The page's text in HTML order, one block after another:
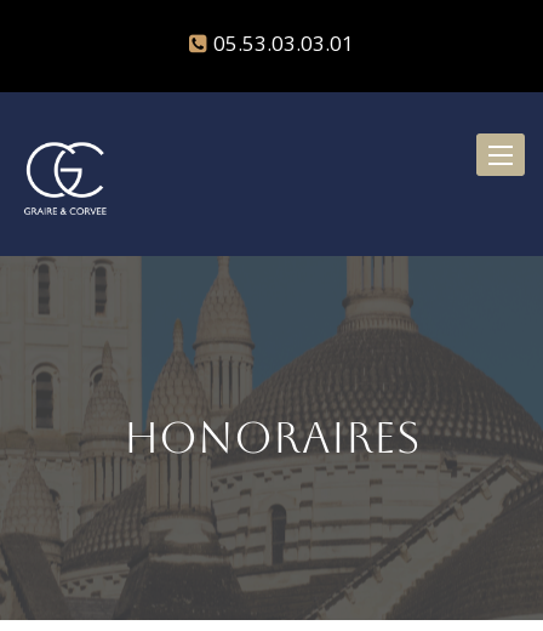
05.53.03.03.01
Honoraires